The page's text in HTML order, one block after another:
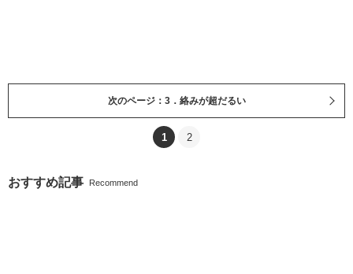
次のページ：3．絡みが超だるい
1 2
おすすめ記事 Recommend